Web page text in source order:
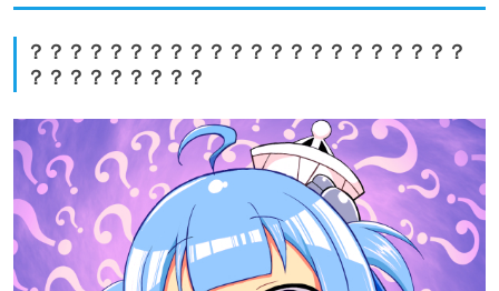
？？？？？？？？？？？？？？？？？？？？？？
？？？？？？？？？